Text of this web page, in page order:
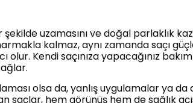
uzamasını ve doğal parlaklık
kalmaz, aynı zamanda saçı
Kendi saçınıza yapacağınız
olsa da, yanlış uygulamalar ya da
hem görünüş hem de sağlık